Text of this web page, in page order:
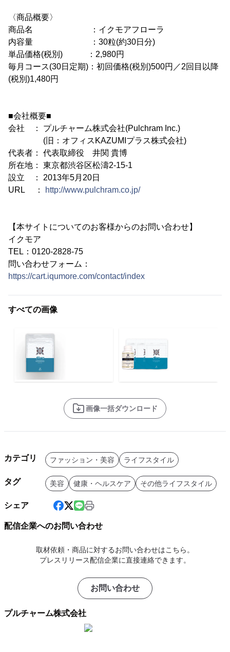
〈商品概要〉
商品名 ：イクモアフローラ
内容量 ：30粒(約30日分)
単品価格(税別) ：2,980円
毎月コース(30日定期)：初回価格(税別)500円／2回目以降
(税別)1,480円
■会社概要■
会社 ： プルチャーム株式会社(Pulchram Inc.)
(旧：オフィスKAZUMIプラス株式会社)
代表者： 代表取締役 井関 貴博
所在地： 東京都渋谷区松濤2-15-1
設立 ： 2013年5月20日
URL ：
http://www.pulchram.co.jp/
【本サイトについてのお客様からのお問い合わせ】
イクモア
TEL：0120-2828-75
問い合わせフォーム：
https://cart.iqumore.com/contact/index
すべての画像
画像一括ダウンロード
カテゴリ ファッション・美容 ライフスタイル
タグ 美容 健康・ヘルスケア その他ライフスタイル
シェア
配信企業へのお問い合わせ
取材依頼・商品に対するお問い合わせはこちら。
プレスリリース配信企業に直接連絡できます。
お問い合わせ
プルチャーム株式会社